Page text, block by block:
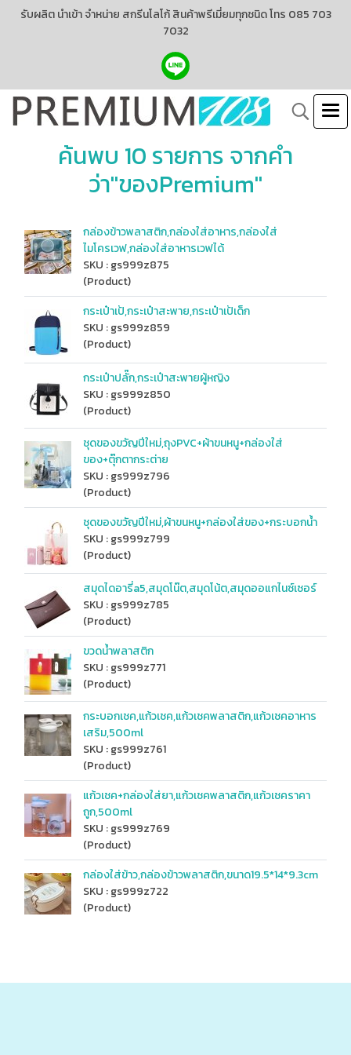
รับผลิต นำเข้า จำหน่าย สกรีนโลโก้ สินค้าพรีเมี่ยมทุกชนิด โทร 085 703
7032
ค้นพบ 10 รายการ จากคำ
ว่า"ของPremium"
กล่องข้าวพลาสติก,กล่องใส่อาหาร,กล่องใส่
ไมโครเวฟ,กล่องใส่อาหารเวฟได้
SKU : gs999z875
(Product)
กระเป๋าเป้,กระเป๋าสะพาย,กระเป๋าเป้เด็ก
SKU : gs999z859
(Product)
กระเป๋าปลั๊ก,กระเป๋าสะพายผู้หญิง
SKU : gs999z850
(Product)
ชุดของขวัญปีใหม่,ถุงPVC+ผ้าขนหนู+กล่องใส่
ของ+ตุ๊กตากระต่าย
SKU : gs999z796
(Product)
ชุดของขวัญปีใหม่,ผ้าขนหนู+กล่องใส่ของ+กระบอกน้ำ
SKU : gs999z799
(Product)
สมุดไดอารี่a5,สมุดโน๊ต,สมุดโน้ต,สมุดออแกไนซ์เซอร์
SKU : gs999z785
(Product)
ขวดน้ำพลาสติก
SKU : gs999z771
(Product)
กระบอกเชค,แก้วเชค,แก้วเชคพลาสติก,แก้วเชคอาหาร
เสริม,500ml
SKU : gs999z761
(Product)
แก้วเชค+กล่องใส่ยา,แก้วเชคพลาสติก,แก้วเชคราคา
ถูก,500ml
SKU : gs999z769
(Product)
กล่องใส่ข้าว,กล่องข้าวพลาสติก,ขนาด19.5*14*9.3cm
SKU : gs999z722
(Product)